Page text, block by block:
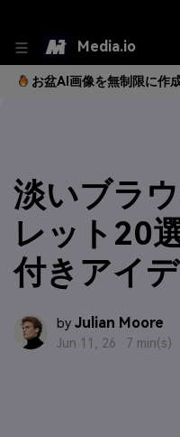
Media.io
お盆AI画像を無制限に作
淡いブラ
レット20
付きアイ
by Julian Moore
Jun 11, 26 · 7 min(s)